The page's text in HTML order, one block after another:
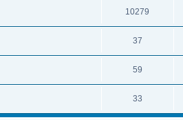
10279
37
59
33